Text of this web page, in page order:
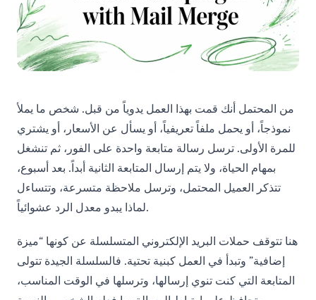
من المحتمل أنك قمت بهذا العمل يدوياً من قبل. شخص ما يملأ
نموذجاً، أو يحمل ملفاً تعريفياً، أو يسأل عن الأسعار، أو يشتري
للمرة الأولى. ترسل رسالة متابعة واحدة على الفور، ثم تنشغل
بمهام الحياة، ولا يتم إرسال المتابعة الثانية أبداً. بعد أسبوع،
تتذكر العميل المحتمل، وترسل ملاحظة متسرعة، وتتساءل
لماذا يبدو معدل الرد عشوائياً.
هنا تتوقف حملات البريد الإلكتروني المتسلسلة عن كونها “ميزة
إضافية” وتبدأ في العمل كبنية تحتية. فالسلسلة الجيدة تتولى
المتابعة التي كنت تنوي إرسالها، وترسلها في الوقت المناسب،